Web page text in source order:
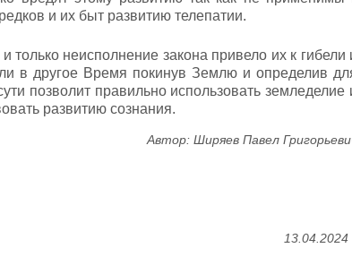
и их быт развитию телепатии.
неисполнение закона привело их к гибели
в другое Время покинув Землю и определив
позволит правильно использовать земледелие
развитию сознания.
Автор: Ширяев Павел
13.04.2024